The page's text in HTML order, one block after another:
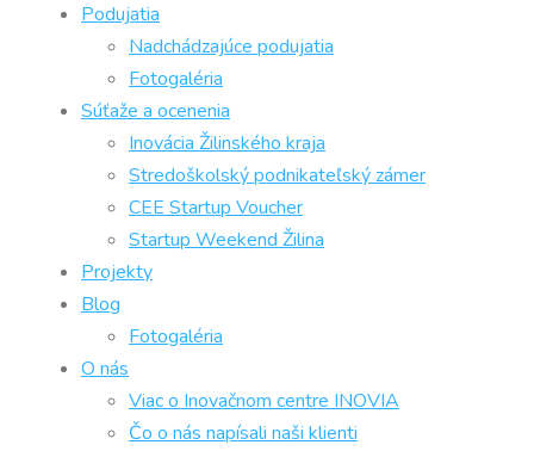
Podujatia
Nadchádzajúce podujatia
Fotogaléria
Súťaže a ocenenia
Inovácia Žilinského kraja
Stredoškolský podnikateľský zámer
CEE Startup Voucher
Startup Weekend Žilina
Projekty
Blog
Fotogaléria
O nás
Viac o Inovačnom centre INOVIA
Čo o nás napísali naši klienti